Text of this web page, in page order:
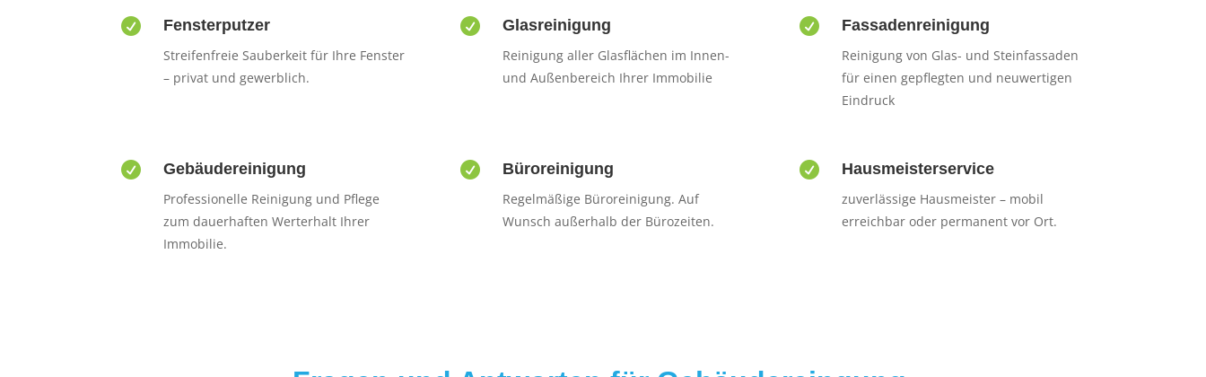
 Fensterputzer
Streifenfreie Sauberkeit für Ihre Fenster
– privat und gewerblich.
 Glasreinigung
Reinigung aller Glasflächen im Innen-
und Außenbereich Ihrer Immobilie
 Fassadenreinigung
Reinigung von Glas- und Steinfassaden
für einen gepflegten und neuwertigen
Eindruck
 Gebäudereinigung
Professionelle Reinigung und Pflege
zum dauerhaften Werterhalt Ihrer
Immobilie.
 Büroreinigung
Regelmäßige Büroreinigung. Auf
Wunsch außerhalb der Bürozeiten.
 Hausmeisterservice
zuverlässige Hausmeister – mobil
erreichbar oder permanent vor Ort.